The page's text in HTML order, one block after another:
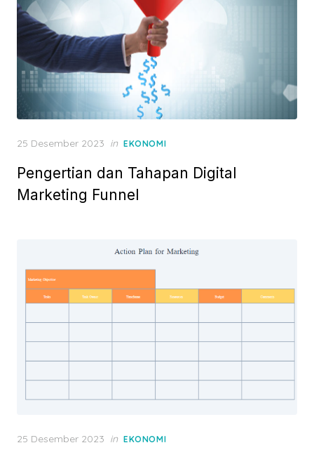
P
s
t
e
25 Desember 2023 in EKONOMI
Pengertian dan Tahapan Digital
Marketing Funnel
P
25 Desember 2023 in EKONOMI